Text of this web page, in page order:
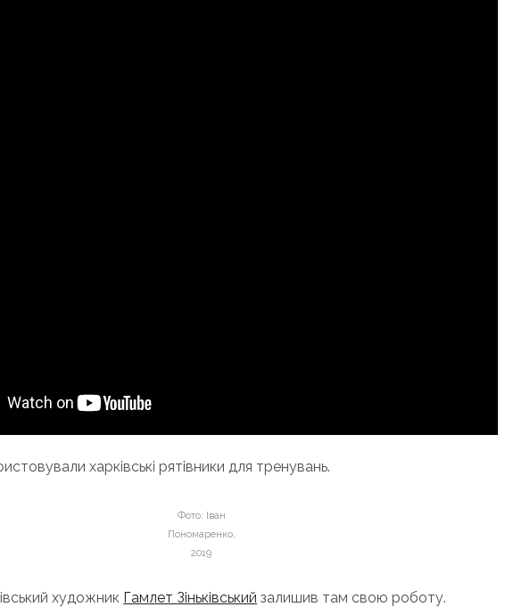
харківські рятівники для тренувань.
Фото: Іван
Пономаренко,
2019
художник Гамлет Зіньківський залишив там свою роботу.